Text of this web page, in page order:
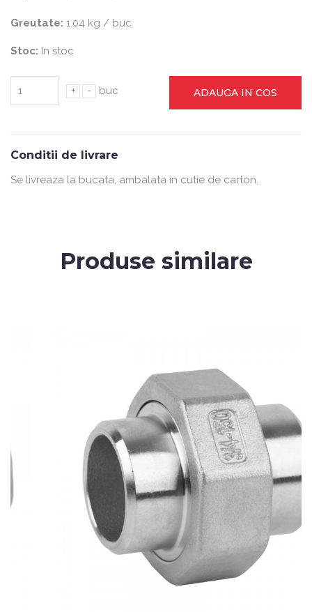
Greutate: 1.04 kg / buc
Stoc: In stoc
+ - buc ADAUGA IN COS
Conditii de livrare
Se livreaza la bucata, ambalata in cutie de carton.
Produse similare